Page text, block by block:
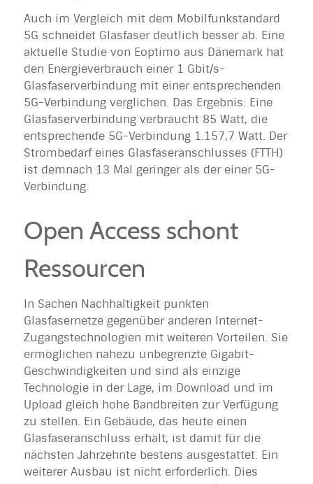
Auch im Vergleich mit dem Mobilfunkstandard
5G schneidet Glasfaser deutlich besser ab. Eine
aktuelle Studie von Eoptimo aus Dänemark hat
den Energieverbrauch einer 1 Gbit/s-
Glasfaserverbindung mit einer entsprechenden
5G-Verbindung verglichen. Das Ergebnis: Eine
Glasfaserverbindung verbraucht 85 Watt, die
entsprechende 5G-Verbindung 1.157,7 Watt. Der
Strombedarf eines Glasfaseranschlusses (FTTH)
ist demnach 13 Mal geringer als der einer 5G-
Verbindung.
Open Access schont
Ressourcen
In Sachen Nachhaltigkeit punkten
Glasfasernetze gegenüber anderen Internet-
Zugangstechnologien mit weiteren Vorteilen. Sie
ermöglichen nahezu unbegrenzte Gigabit-
Geschwindigkeiten und sind als einzige
Technologie in der Lage, im Download und im
Upload gleich hohe Bandbreiten zur Verfügung
zu stellen. Ein Gebäude, das heute einen
Glasfaseranschluss erhält, ist damit für die
nächsten Jahrzehnte bestens ausgestattet. Ein
weiterer Ausbau ist nicht erforderlich. Dies